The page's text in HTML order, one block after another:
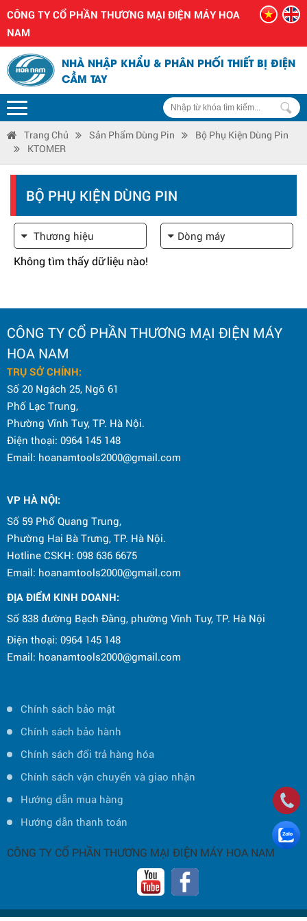
CÔNG TY CỔ PHẦN THƯƠNG MẠI ĐIỆN MÁY HOA
NAM
NHÀ NHẬP KHẨU & PHÂN PHỐI THIẾT BỊ ĐIỆN
CẦM TAY
Trang Chủ Sản Phẩm Dùng Pin
Bộ Phụ Kiện Dùng Pin
KTOMER
BỘ PHỤ KIỆN DÙNG PIN
Thương hiệu Dòng máy
Không tìm thấy dữ liệu nào!
CÔNG TY CỔ PHẦN THƯƠNG MẠI ĐIỆN MÁY
HOA NAM
TRỤ SỞ CHÍNH:
Số 20 Ngách 25, Ngõ 61
Phố Lạc Trung,
Phường Vĩnh Tuy, TP. Hà Nội.
Điện thoại: 0964 145 148
Email: hoanamtools2000@gmail.com
VP HÀ NỘI:
Số 59 Phố Quang Trung,
Phường Hai Bà Trưng, TP. Hà Nội.
Hotline CSKH: 098 636 6675
Email: hoanamtools2000@gmail.com
ĐỊA ĐIỂM KINH DOANH:
Số 838 đường Bạch Đằng, phường Vĩnh Tuy, TP. Hà Nội
Điện thoại: 0964 145 148
Email: hoanamtools2000@gmail.com
Chính sách bảo mật
Chính sách bảo hành
Chính sách đổi trả hàng hóa
Chính sách vận chuyển và giao nhận
Hướng dẫn mua hàng
Hướng dẫn thanh toán
CÔNG TY CỔ PHẦN THƯƠNG MẠI ĐIỆN MÁY HOA NAM